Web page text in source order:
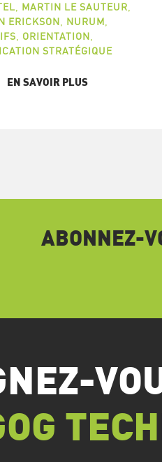
MARTIN LE SAUTEUR
ERICKSON
NURUM
ORIENTATION
STRATÉGIQUE
EN SAVOIR PLUS
ABONNEZ-